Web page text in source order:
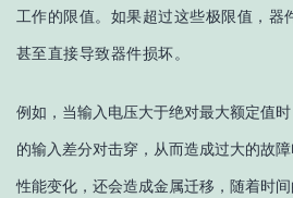
工作的限值。如果超过这些极限值，器
甚至直接导致器件损坏。
例如，当输入电压大于绝对最大额定值
的输入差分对击穿，从而造成过大的故
性能变化，还会造成金属迁移，随着时